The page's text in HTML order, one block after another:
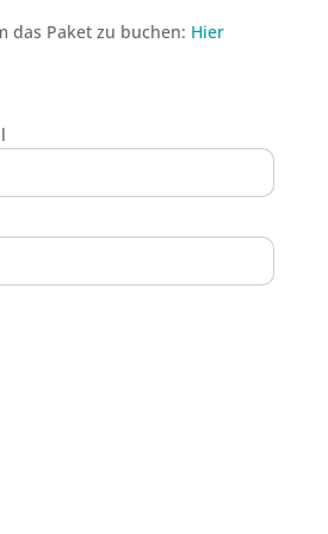
das Paket zu buchen: Hier